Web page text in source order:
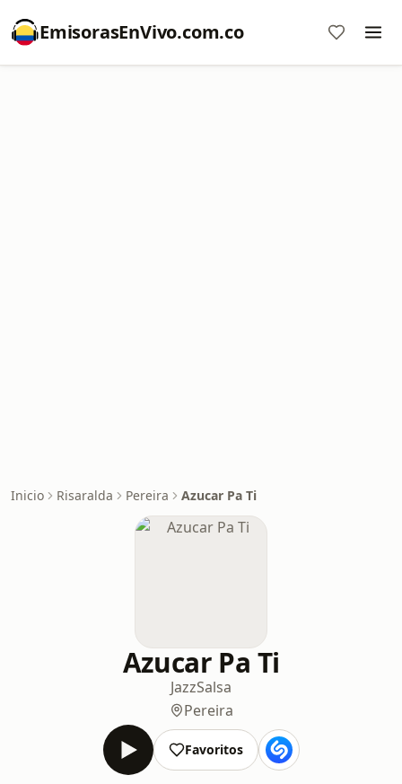
EmisorasEnVivo.com.co
Inicio Risaralda Pereira Azucar Pa Ti
Azucar Pa Ti
JazzSalsa
Pereira
Favoritos